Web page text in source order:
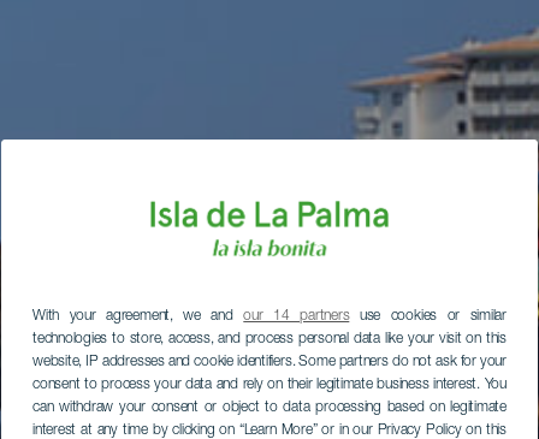
With your agreement, we andour 14 partnersuse cookies or similar
technologies to store, access, and process personal data like your visit on this
website, IP addresses and cookie identifiers. Some partners do not ask for your
consent to process your data and rely on their legitimate business interest. You
can withdraw your consent or object to data processing based on legitimate
interest at any time by clicking on “Learn More” or in our Privacy Policy on this